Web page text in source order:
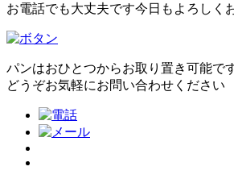
お電話でも大丈夫です今日もよろしく
パンはおひとつからお取り置き可能で
どうぞお気軽にお問い合わせください